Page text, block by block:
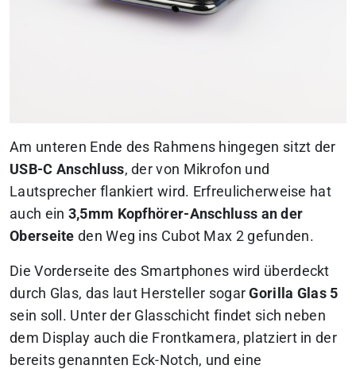
Am unteren Ende des Rahmens hingegen sitzt der
USB-C Anschluss, der von Mikrofon und
Lautsprecher flankiert wird. Erfreulicherweise hat
auch ein 3,5mm Kopfhörer-Anschluss an der
Oberseite den Weg ins Cubot Max 2 gefunden.
Die Vorderseite des Smartphones wird überdeckt
durch Glas, das laut Hersteller sogarGorilla Glas 5
sein soll. Unter der Glasschicht findet sich neben
dem Display auch die Frontkamera, platziert in der
bereits genannten Eck-Notch, und eine